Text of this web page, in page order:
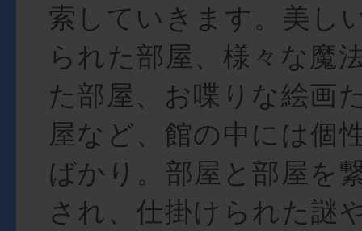
索していきます。美し
られた部屋、様々な魔
た部屋、お喋りな絵画
屋など、館の中には個
ばかり。部屋と部屋を
され、仕掛けられた謎